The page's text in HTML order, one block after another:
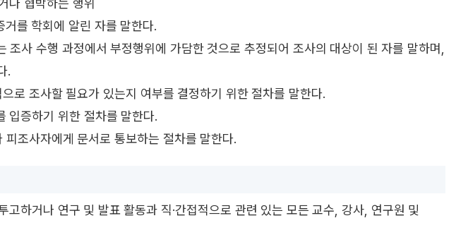
나 협박하는 행위
를 학회에 알린 자를 말한다.
사 수행 과정에서 부정행위에 가담한 것으로 추정되어 조사의 대상이 된 자를 말하며,
.
로 조사할 필요가 있는지 여부를 결정하기 위한 절차를 말한다.
입증하기 위한 절차를 말한다.
조사자에게 문서로 통보하는 절차를 말한다.
하거나 연구 및 발표 활동과 직·간접적으로 관련 있는 모든 교수, 강사, 연구원 및